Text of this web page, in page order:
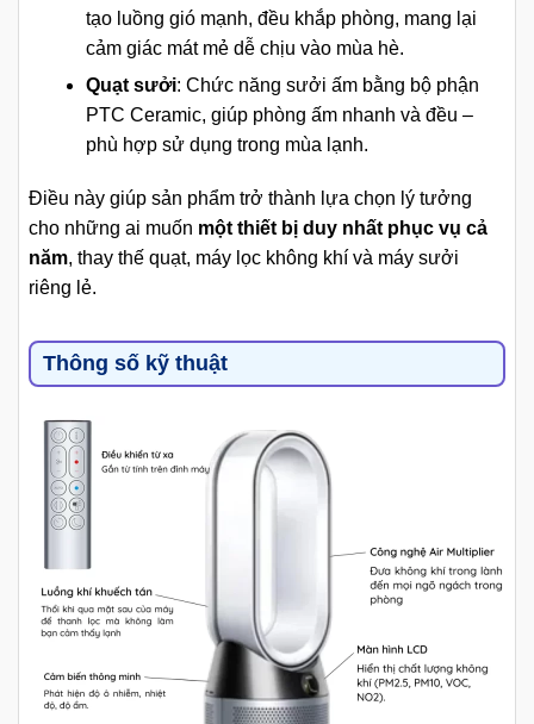
tạo luồng gió mạnh, đều khắp phòng, mang lại
cảm giác mát mẻ dễ chịu vào mùa hè.
Quạt sưởi: Chức năng sưởi ấm bằng bộ phận
PTC Ceramic, giúp phòng ấm nhanh và đều –
phù hợp sử dụng trong mùa lạnh.
Điều này giúp sản phẩm trở thành lựa chọn lý tưởng
cho những ai muốn một thiết bị duy nhất phục vụ cả
năm, thay thế quạt, máy lọc không khí và máy sưởi
riêng lẻ.
Thông số kỹ thuật